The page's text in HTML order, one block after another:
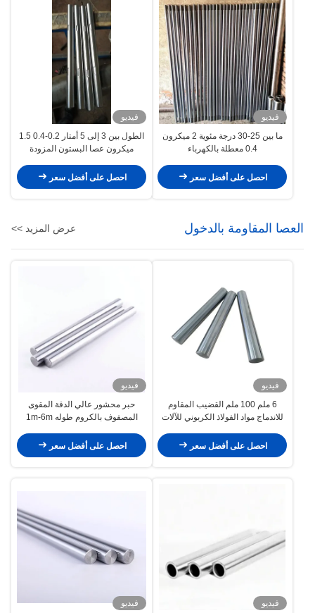
فيديو
ما بين 25-30 درجة مئوية 2 ميكرون
0.4 معطلة بالكهرباء
احصل على أفضل سعر
فيديو
الطول بين 3 إلى 5 أمتار 0.2-0.4 1.5
ميكرون عصا البستون المزودة
احصل على أفضل سعر
العصا المقاومة بالدخول عرض المزيد >>
فيديو
6 ملم 100 ملم القضيب المقاوم
للاندماج مواد الفولاذ الكربوني للآلات
احصل على أفضل سعر
فيديو
حبر محشور عالي الدقة المقوى
المصفوف بالكروم طوله 1m-6m
احصل على أفضل سعر
فيديو
فيديو